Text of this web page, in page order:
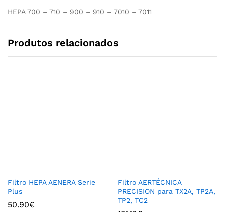
HEPA 700 – 710 – 900 – 910 – 7010 – 7011
Produtos relacionados
Filtro HEPA AENERA Serie
Plus
50.90€
Filtro AERTÉCNICA
PRECISION para TX2A, TP2A,
TP2, TC2